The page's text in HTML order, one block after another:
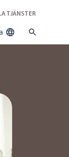
TJÄNSTER